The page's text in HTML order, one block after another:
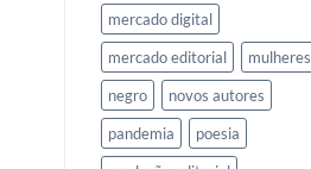
mercado digital
mercado editorial
mulheres
negro
novos autores
pandemia
poesia